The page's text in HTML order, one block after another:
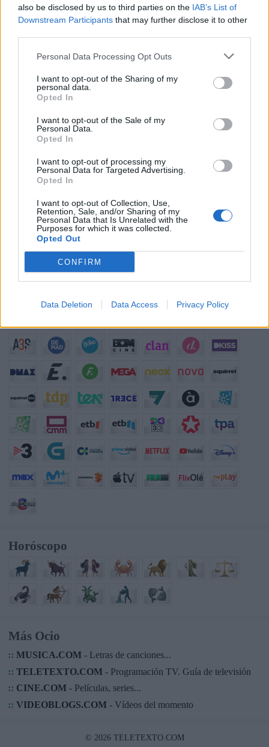
also be disclosed by us to third parties on the IAB’s List of
Downstream Participants that may further disclose it to other
Personal Data Processing Opt Outs
I want to opt-out of the Sharing of my
personal data.
Opted In
I want to opt-out of the Sale of my
Personal Data.
Opted In
I want to opt-out of processing my
Personal Data for Targeted Advertising.
Opted In
I want to opt-out of Collection, Use,
Retention, Sale, and/or Sharing of my
Personal Data that Is Unrelated with the
Purposes for which it was collected.
Opted Out
CONFIRM
Data Deletion Data Access Privacy Policy
en Streaming ⚽🍿🏀
Descubre las series y docuseries más adictivas del
streaming que te mantendrán pegado a la
pantalla. 💥 De dramas épicos a risas puras. 🏆
maratón! 🍿🎬🎟️
Para ti, ¿cuál es la mejor serie de TV que se emite en España?
¿Qué serie te gustaría que repusieran en televisión?
¿Cuál es el personaje de serie cómica con el que mejor te lo
¿Qué anuncio te gusta más de los que se emiten actualmente en
¿Cuál crees que es el mejor programa que hay en la televisión?
Programación de Televisión
Horóscopo
Más Ocio
:: MUSICA.COM- Letras de canciones...
:: TELETEXTO.COM- Programación TV. Guía de televisión
:: CINE.COM- Películas, series...
:: VIDEOBLOGS.COM- Vídeos del momento
© 2026 TELETEXTO.COM